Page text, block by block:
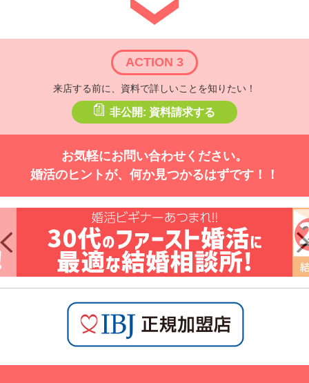
ACTION 3
来店する前に、資料で詳しいことを知りたい！
非公開: 資料請求する
お気軽にお問い合わせください。
婚活のヒントが、何か見つかるはずです！！